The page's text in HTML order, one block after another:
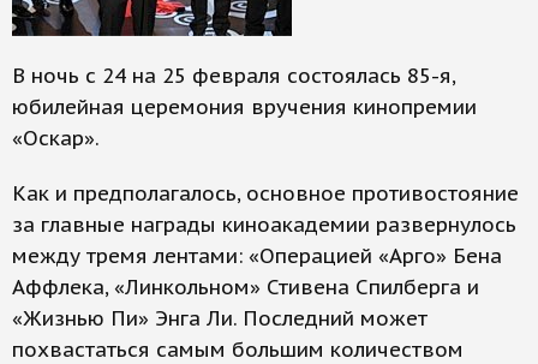
В ночь с 24 на 25 февраля состоялась 85-я,
юбилейная церемония вручения кинопремии
«Оскар».
Как и предполагалось, основное противостояние
за главные награды киноакадемии развернулось
между тремя лентами: «Операцией «Арго» Бена
Аффлека, «Линкольном» Стивена Спилберга и
«Жизнью Пи» Энга Ли. Последний может
похвастаться самым большим количеством